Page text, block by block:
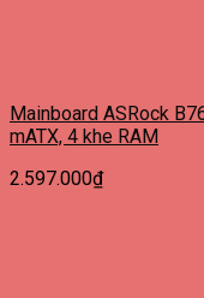
Mainboard ASRock
mATX, 4 khe RAM
2.597.000₫